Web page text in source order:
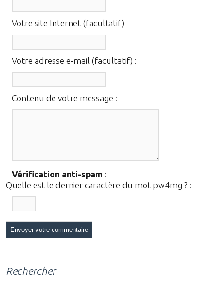
Votre site Internet (facultatif) :
Votre adresse e-mail (facultatif) :
Contenu de votre message :
Vérification anti-spam :
Quelle est le dernier caractère du mot pw4mg ? :
Rechercher